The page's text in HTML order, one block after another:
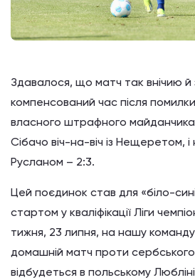
Здавалося, що матч так внічию
компенсований час після
власного штрафного майданчика
Сібачо віч-на-віч із Нещеретом,
Русланом – 2:3.
Цей поєдинок став для «біло-
стартом у кваліфікації Ліги
тижня, 23 липня, на нашу
домашній матч проти
відбудеться в польському